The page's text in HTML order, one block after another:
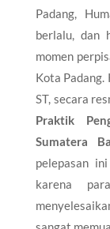
Padang,
berlalu, dan
momen
Kota
ST, secara
Praktik
Sumatera
pelepasan
karena